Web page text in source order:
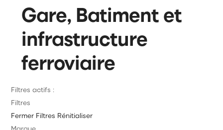
Matériel roulant
Voie Signalisation Caténaire
Véhicule Personnage
Alimentation Digital Commande
Gare, Batiment et
infrastructure
ferroviaire
Filtres actifs :
Filtres
Fermer Filtres Rénitialiser